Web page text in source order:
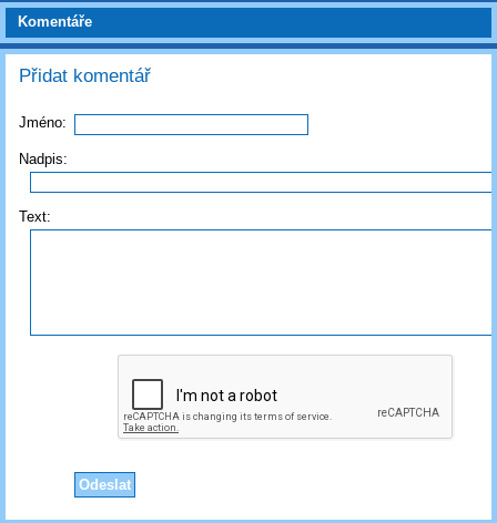
Komentáře
Přidat komentář
Jméno:
Nadpis:
Text: